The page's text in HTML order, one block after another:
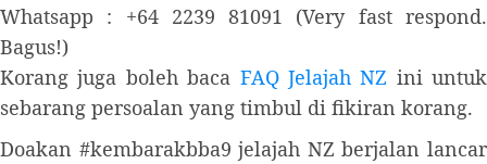
Whatsapp : +64 2239 81091 (Very fast respond.
Bagus!)
Korang juga boleh baca FAQ Jelajah NZ ini untuk
sebarang persoalan yang timbul di fikiran korang.
Doakan #kembarakbba9 jelajah NZ berjalan lancar